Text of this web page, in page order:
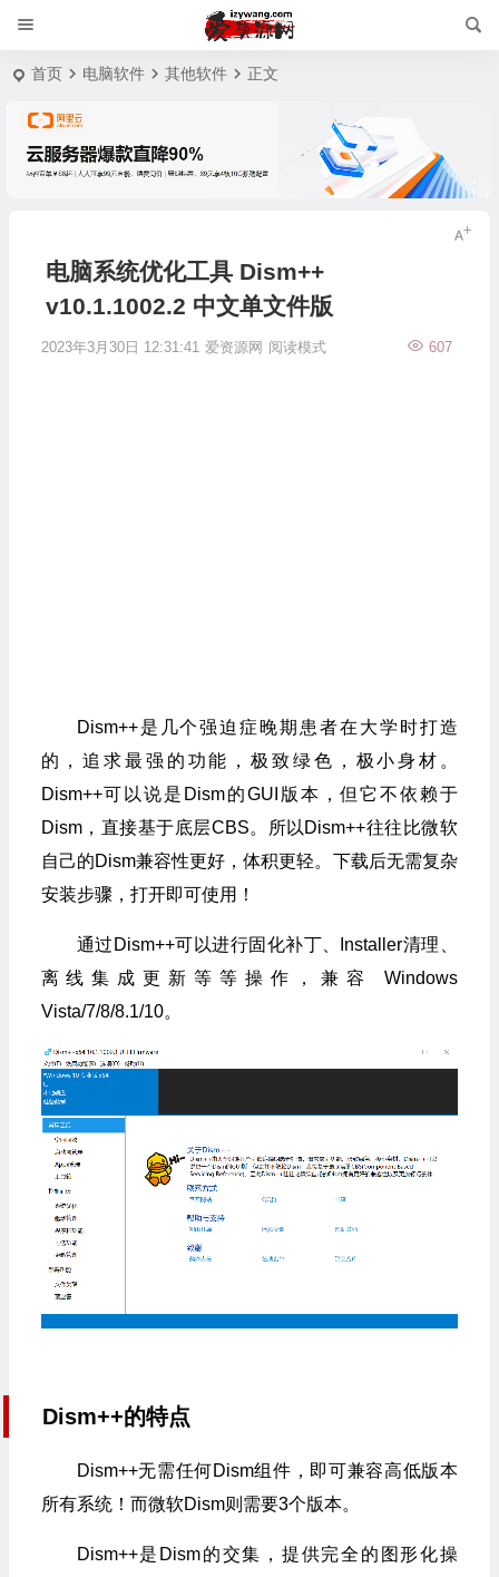
首页 电脑软件 其他软件 正文
电脑系统优化工具 Dism++
v10.1.1002.2 中文单文件版
2023年3月30日 12:31:41 爱资源网 607
阅读模式
Dism++是几个强迫症晚期患者在大学时打造
的，追求最强的功能，极致绿色，极小身材。
Dism++可以说是Dism的GUI版本，但它不依赖于
Dism，直接基于底层CBS。所以Dism++往往比微软
自己的Dism兼容性更好，体积更轻。下载后无需复杂
安装步骤，打开即可使用！
通过Dism++可以进行固化补丁、Installer清理、
离线集成更新等等操作，兼容 Windows
Vista/7/8/8.1/10。
Dism++的特点
Dism++无需任何Dism组件，即可兼容高低版本
所有系统！而微软Dism则需要3个版本。
Dism++是Dism的交集，提供完全的图形化操